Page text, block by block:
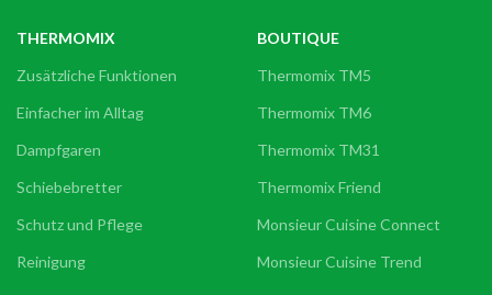
THERMOMIX
Zusätzliche Funktionen
Einfacher im Alltag
Dampfgaren
Schiebebretter
Schutz und Pflege
Reinigung
BOUTIQUE
Thermomix TM5
Thermomix TM6
Thermomix TM31
Thermomix Friend
Monsieur Cuisine Connect
Monsieur Cuisine Trend